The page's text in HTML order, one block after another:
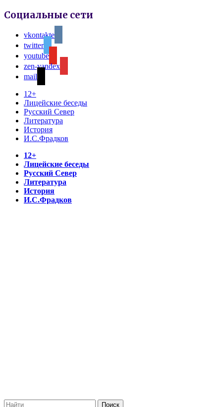
Социальные сети
vkontakte
twitter
youtube
zen-yandex
mail
12+
Лицейские беседы
Русский Север
Литература
История
И.С.Фрадков
12+
Лицейские беседы
Русский Север
Литература
История
И.С.Фрадков